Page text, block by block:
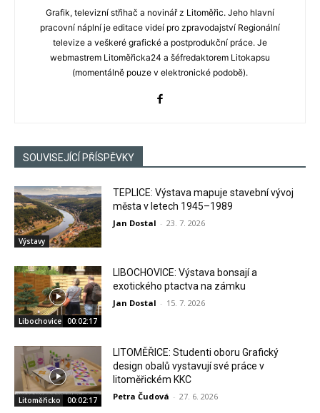
Grafik, televizní střihač a novinář z Litoměřic. Jeho hlavní
pracovní náplní je editace videí pro zpravodajství Regionální
televize a veškeré grafické a postprodukční práce. Je
webmastrem Litoměřicka24 a šéfredaktorem Litokapsu
(momentálně pouze v elektronické podobě).
SOUVISEJÍCÍ PŘÍSPĚVKY
Výstavy
TEPLICE: Výstava mapuje stavební vývoj
města v letech 1945–1989
Jan Dostal - 23. 7. 2026
Libochovice 00:02:17
LIBOCHOVICE: Výstava bonsají a
exotického ptactva na zámku
Jan Dostal - 15. 7. 2026
Litoměřicko 00:02:17
LITOMĚŘICE: Studenti oboru Grafický
design obalů vystavují své práce v
litoměřickém KKC
Petra Čudová - 27. 6. 2026